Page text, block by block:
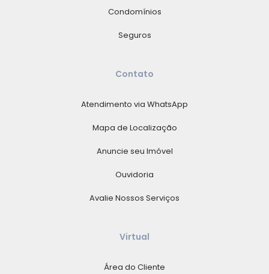
Condomínios
Seguros
Contato
Atendimento via WhatsApp
Mapa de Localização
Anuncie seu Imóvel
Ouvidoria
Avalie Nossos Serviços
Virtual
Área do Cliente